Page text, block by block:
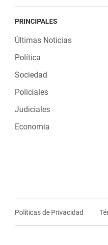
PRINCIPALES
Últimas Noticias
Política
Sociedad
Policiales
Judiciales
Economia
Políticas de Privacidad